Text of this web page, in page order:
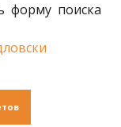
форму поиска